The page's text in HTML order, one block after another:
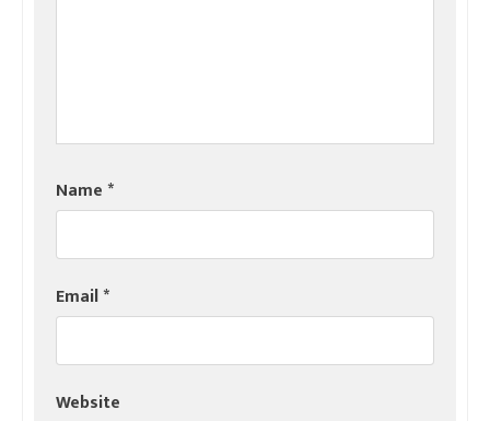
Name*
Email*
Website